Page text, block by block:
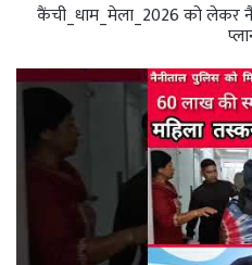
कैंची_धाम_मेला_2026 को लेकर